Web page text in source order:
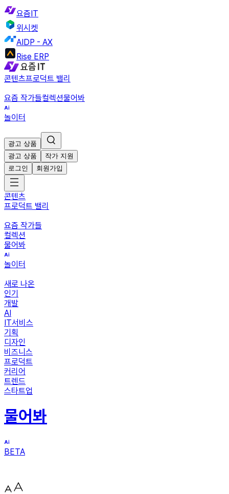
요즘IT
위시켓
AIDP - AX
Rise ERP
콘텐츠프로덕트 밸리
요즘 작가들컬렉션물어봐
놀이터
광고 상품
광고 상품
작가 지원
로그인
회원가입
콘텐츠
프로덕트 밸리
요즘 작가들
컬렉션
물어봐
놀이터
새로 나온
인기
개발
AI
IT서비스
기획
디자인
비즈니스
프로덕트
커리어
트렌드
스타트업
물어봐
BETA